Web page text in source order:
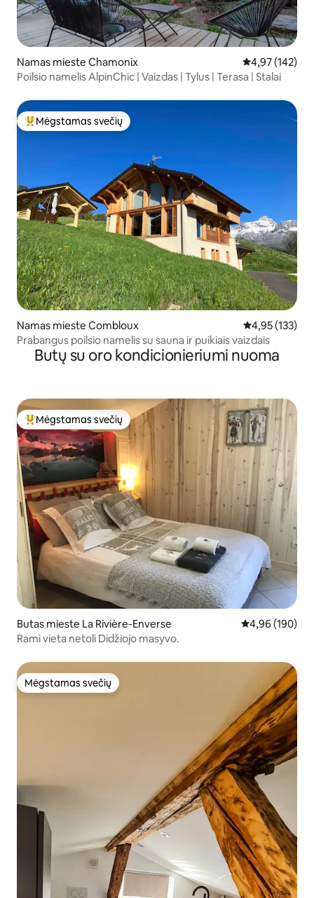
Namas mieste Chamonix Vidutinis
4,97 (142)
Poilsio namelis AlpinChic | Vaizdas | Tylus | Terasa | Stalai
Svečių mėgstamiausias
Mėgstamas svečių
Namas mieste Combloux Vidutinis
4,95 (133)
Prabangus poilsio namelis su sauna ir puikiais vaizdais
Butų su oro kondicionieriumi nuoma
Svečių mėgstamiausias
Mėgstamas svečių
Butas mieste La Rivière-Enverse Vidutinis
4,96 (190)
Rami vieta netoli Didžiojo masyvo.
Mėgstamas svečių
Mėgstamas svečių